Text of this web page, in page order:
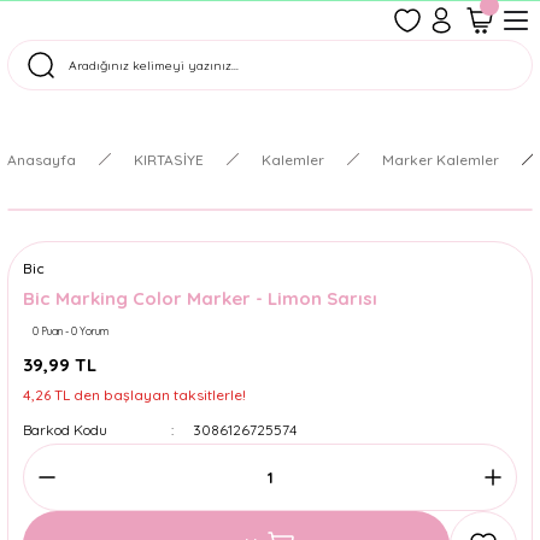
Tüm Siparişler Aynı Gün Kargoda!
Anasayfa KIRTASİYE Kalemler Marker Kalemler
Bic
Bic Marking Color Marker - Limon Sarısı
0 Puan - 0 Yorum
39,99 TL
4,26 TL den başlayan taksitlerle!
Barkod Kodu
3086126725574